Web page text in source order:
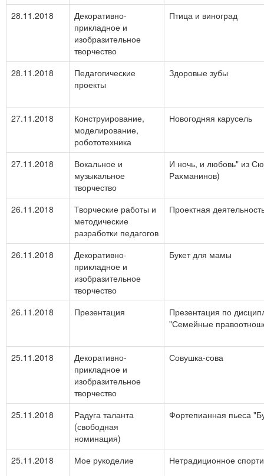
28.11.2018
Декоративно-
прикладное и
изобразительное
творчество
Птица и виноград
28.11.2018
Педагогические
проекты
Здоровые зубы
27.11.2018
Конструирование,
моделирование,
робототехника
Новогодняя карусель
27.11.2018
Вокальное и
музыкальное
творчество
И ночь, и любовь" из
Рахманинов)
26.11.2018
Творческие работы и
методические
разработки педагогов
Проектная
26.11.2018
Декоративно-
прикладное и
изобразительное
творчество
Букет для мамы
26.11.2018 Презентация
Презентация по
"Семейные
25.11.2018
Декоративно-
прикладное и
изобразительное
творчество
Совушка-сова
25.11.2018
Радуга таланта
(свободная
номинация)
Фортепианная пьеса
25.11.2018 Мое рукоделие Нетрадиционное